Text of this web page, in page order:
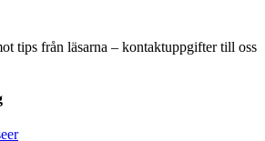
tips från läsarna – kontaktuppgifter till oss